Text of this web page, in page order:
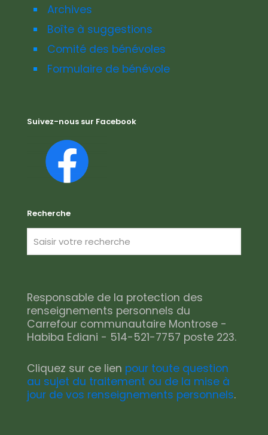
Archives
Boîte à suggestions
Comité des bénévoles
Formulaire de bénévole
Suivez-nous sur Facebook
Recherche
Responsable de la protection des
renseignements personnels du
Carrefour communautaire Montrose -
Habiba Ediani - 514-521-7757 poste 223.
Cliquez sur ce lien pour toute question
au sujet du traitement ou de la mise à
jour de vos renseignements personnels.